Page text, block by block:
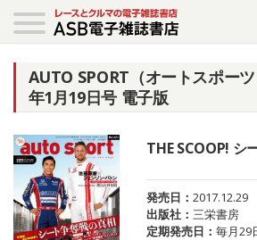
AUTO SPORT（オートスポー
年1月19日号 電子版
THE SCOOP! シ
発売日：2017.12.29
出版社：三栄書房
定期発売日：毎月29